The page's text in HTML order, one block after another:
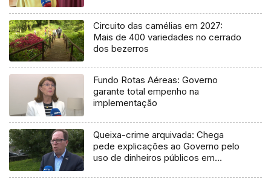
Circuito das camélias em 2027:
Mais de 400 variedades no cerrado
dos bezerros
Fundo Rotas Aéreas: Governo
garante total empenho na
implementação
Queixa-crime arquivada: Chega
pede explicações ao Governo pelo
uso de dinheiros públicos em